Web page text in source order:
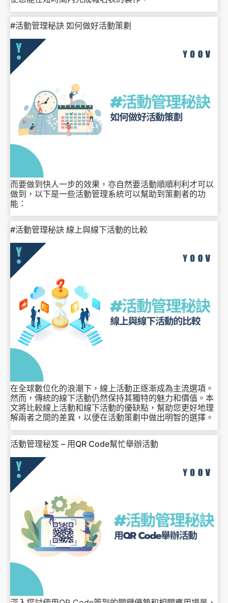
#活動管理秘訣 如何做好活動策劃
而要做到快人一步的效果，亦自然要活動順順利利才可以
做到，以下是一些活動管理系統可以幫助到策劃者的功
能：
#活動管理秘訣 線上與線下活動的比較
在全球數位化的浪潮下，線上活動正逐漸成為主流選項。
然而，傳統的線下活動仍然保持其獨特的魅力和價值。本
文將比較線上活動和線下活動的優缺點，幫助您更好地理
解兩者之間的差異，以便在活動策劃中做出明智的選擇。
活動管理秘笈 – 用QR Code幫忙舉辦活動